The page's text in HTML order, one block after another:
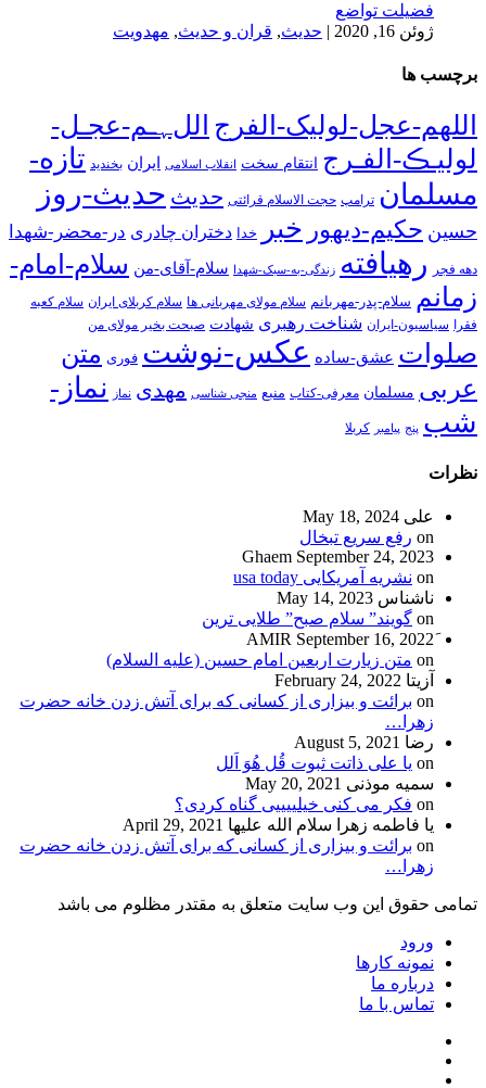
فضیلت تواضع
ژوئن 16, 2020
| حدیث, قران و حدیث, مهدویت
برچسب ها
اللهم-عجل-لولیک-الفرج اللﮩـم-عجـل-
لولیـڪ-الفـرج انتقام سخت انقلاب اسلامی ایران بخندید تازه-
مسلمان ترامپ حجت الاسلام قرائتی حدیث حدیث-روز
حسین حکیم-دیهور خبر خدا دختران چادری در-محضر-شهدا
دهه فجر رهیافته زندگی-به-سبک-شهدا سلام-آقای-من سلام-امام-
زمانم سلام-پدر-مهربانم سلام مولای مهربانی ها سلام کربلای ایران سلام کعبه
فقرا سیاسیون-ایران شناخت رهبری شهادت صبحت بخیر مولای من
صلوات عشق-ساده عکس-نوشت فوری متن
عربی مسلمان معرفی-کتاب منبع منجی شناسی مهدی نماز
نماز-
شب پنج پیامبر کربلا
نظرات
علی May 18, 2024
on رفع سریع تبخال
Ghaem September 24, 2023
on نشریه آمریکایی usa today
ناشناس May 14, 2023
on گویند” سلام صبح” طلایی ترین
September 16, 2022
on متن زیارت اربعین امام حسین (علیه السلام)
آزیتا February 24, 2022
on برائت و بیزاری از کسانی که برای آتش زدن خانه حضرت
زهرا…
رضا August 5, 2021
on یا علی ذاتت ثبوت قُل هُوَ اَلل
سمیه موذنی May 20, 2021
on فکر می کنی خیلییییی گناه کردی؟
یا فاطمه زهرا سلام الله علیها April 29, 2021
on برائت و بیزاری از کسانی که برای آتش زدن خانه حضرت
زهرا…
تمامی حقوق این وب سایت متعلق به مقتدر مظلوم می باشد
ورود
نمونه کارها
درباره ما
تماس با ما